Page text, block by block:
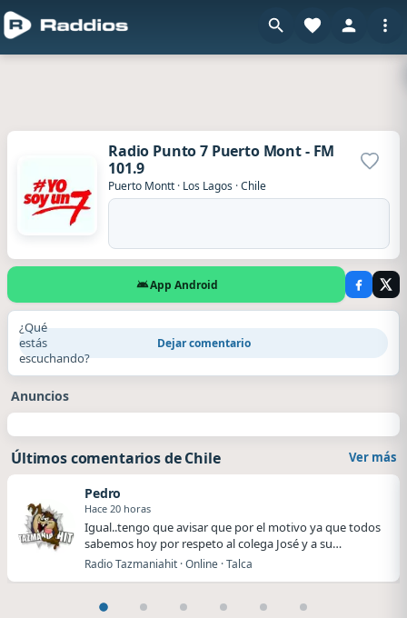
Radio Punto 7 Puerto Mont - FM
101.9
Puerto Montt · Los Lagos ·Chile
App Android
¿Qué
estás
escuchando?
Dejar comentario
Anuncios
Últimos comentarios de Chile Ver más
Pedro
Hace 20 horas
Igual..tengo que avisar que por el motivo ya que todos
sabemos hoy por respeto al colega José y a su…
Radio Tazmaniahit · Online · Talca